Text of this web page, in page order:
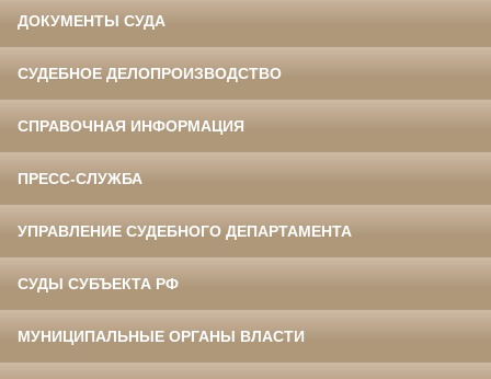
ДОКУМЕНТЫ СУДА
СУДЕБНОЕ ДЕЛОПРОИЗВОДСТВО
СПРАВОЧНАЯ ИНФОРМАЦИЯ
ПРЕСС-СЛУЖБА
УПРАВЛЕНИЕ СУДЕБНОГО ДЕПАРТАМЕНТА
СУДЫ СУБЪЕКТА РФ
МУНИЦИПАЛЬНЫЕ ОРГАНЫ ВЛАСТИ